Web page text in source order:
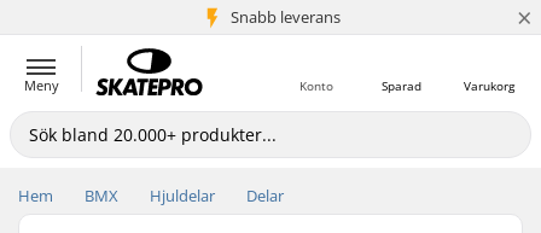
Snabb leverans
5+ milj. kunder ×
Meny Varukorg
Sparad
Konto
Hem BMX Hjuldelar Delar